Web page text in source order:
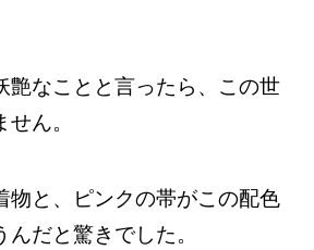
艶なことと言ったら、この世
ん。
物と、ピンクの帯がこの配色
だと驚きでした。